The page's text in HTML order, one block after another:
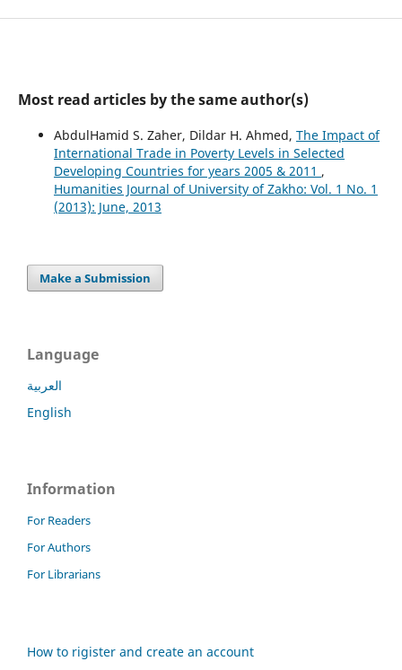
Most read articles by the same author(s)
AbdulHamid S. Zaher, Dildar H. Ahmed, The Impact of
International Trade in Poverty Levels in Selected
Developing Countries for years 2005 & 2011 ,
Humanities Journal of University of Zakho: Vol. 1 No. 1
(2013): June, 2013
Make a Submission
Language
العربية
English
Information
For Readers
For Authors
For Librarians
How to rigister and create an account